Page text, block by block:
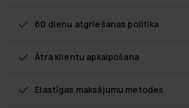
60 dienu atgriešanas politika
Ātra klientu apkalpošana
Elastīgas maksājumu metodes